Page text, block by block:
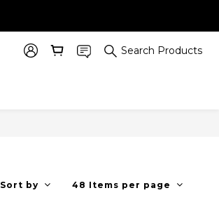
Search Products
Sort by 48 Items per page